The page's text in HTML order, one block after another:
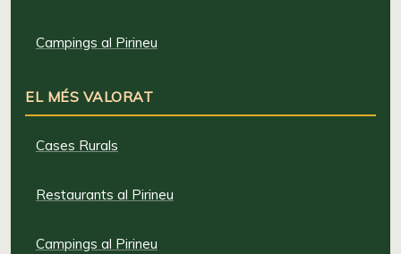
Campings al Pirineu
EL MÉS VALORAT
Cases Rurals
Restaurants al Pirineu
Campings al Pirineu